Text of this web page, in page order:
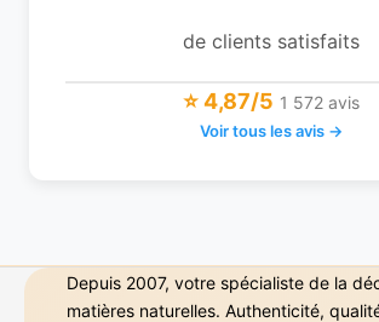
de clients satisfaits
⭐ 4,87/5 1 572 avis
Voir tous les avis →
Depuis 2007, votre spécialiste de la
matières naturelles. Authenticité,